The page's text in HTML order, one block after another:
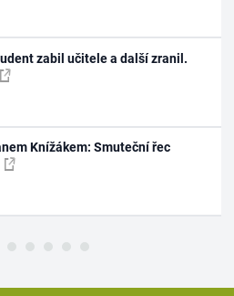
zabil učitele a další zranil.
Knížákem: Smuteční řec